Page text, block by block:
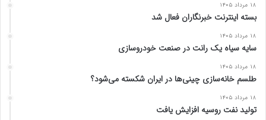
۱۸ مرداد ۱۴۰۵
بسته اینترنت خبرنگاران فعال شد
۱۸ مرداد ۱۴۰۵
سایه سیاه یک رانت در صنعت خودروسازی
۱۸ مرداد ۱۴۰۵
طلسم خانه‌سازی چینی‌ها در ایران شکسته می‌شود؟
۱۸ مرداد ۱۴۰۵
تولید نفت روسیه افزایش یافت